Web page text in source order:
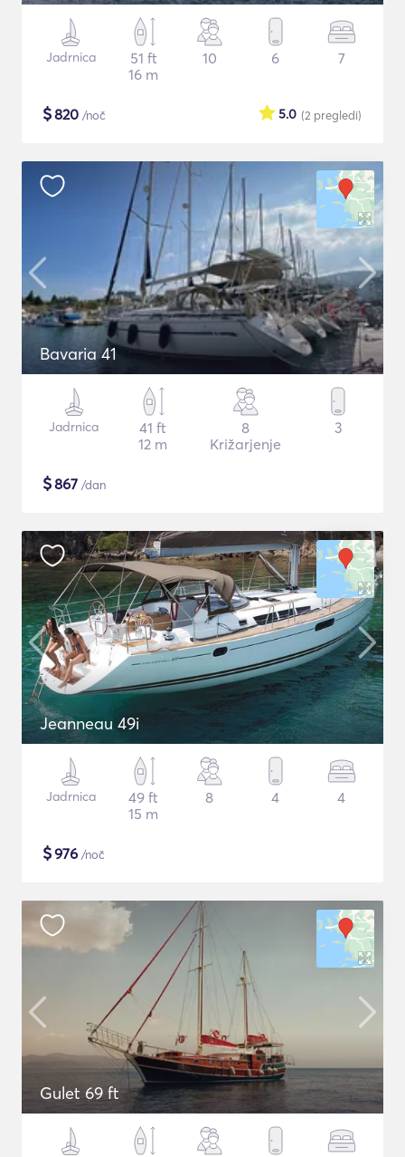
Jadrnica
51 ft
16 m
10 6 7
$820 /noč (2 pregledi)
5.0
Bavaria 41
Jadrnica
41 ft
12 m
8
Križarjenje
3
$867 /dan
Jeanneau 49i
Jadrnica
49 ft
15 m
8 4 4
$976 /noč
Gulet 69 ft